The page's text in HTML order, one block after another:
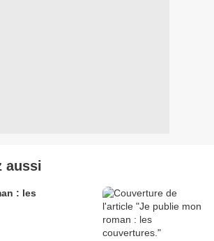
aussi
: les